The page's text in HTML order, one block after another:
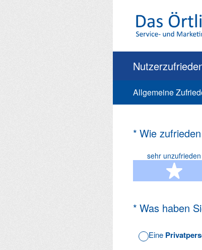
Allgemeine
* Wie
(Erforderlich.)
sehr unzufrieden
1
* Was haben
(Erforderlich.)
Eine